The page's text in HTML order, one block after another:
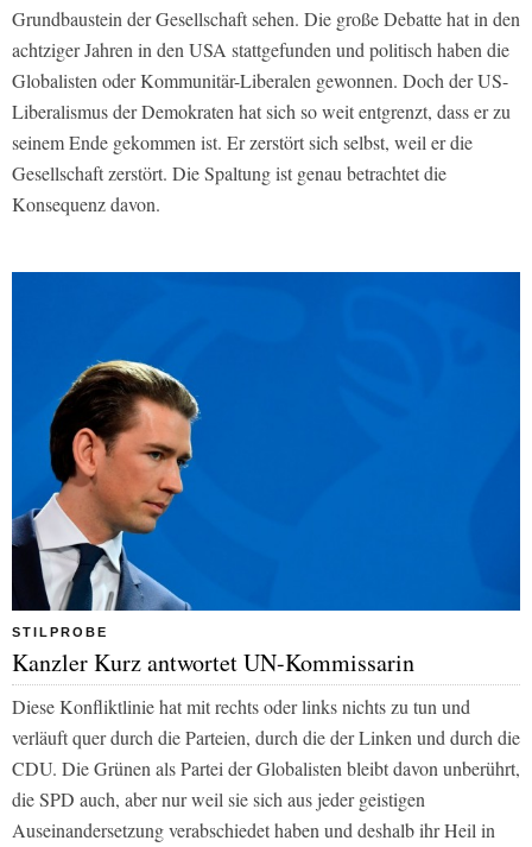
Grundbaustein der Gesellschaft sehen. Die große Debatte hat in den
achtziger Jahren in den USA stattgefunden und politisch haben die
Globalisten oder Kommunitär-Liberalen gewonnen. Doch der US-
Liberalismus der Demokraten hat sich so weit entgrenzt, dass er zu
seinem Ende gekommen ist. Er zerstört sich selbst, weil er die
Gesellschaft zerstört. Die Spaltung ist genau betrachtet die
Konsequenz davon.
STILPROBE
Kanzler Kurz antwortet UN-Kommissarin
Diese Konfliktlinie hat mit rechts oder links nichts zu tun und
verläuft quer durch die Parteien, durch die der Linken und durch die
CDU. Die Grünen als Partei der Globalisten bleibt davon unberührt,
die SPD auch, aber nur weil sie sich aus jeder geistigen
Auseinandersetzung verabschiedet haben und deshalb ihr Heil in